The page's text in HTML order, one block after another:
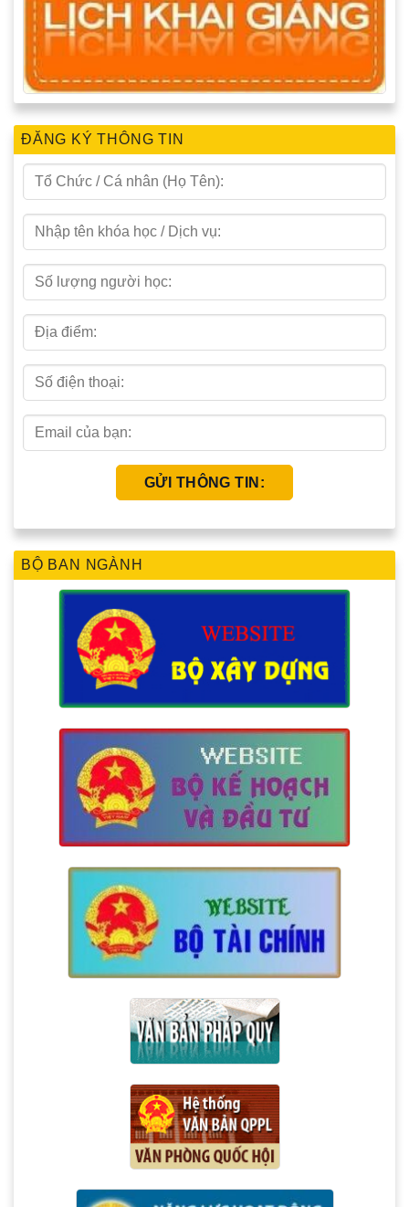
ĐĂNG KÝ THÔNG TIN
BỘ BAN NGÀNH